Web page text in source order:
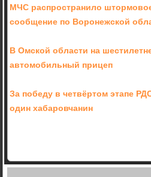
МЧС распространило
сообщение по Воронежской
В Омской области на
автомобильный прицеп
За победу в четвёртом этапе
один хабаровчанин